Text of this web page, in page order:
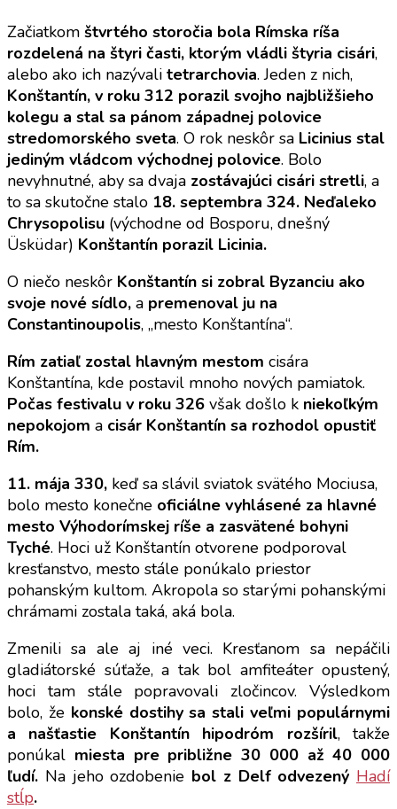
Začiatkom štvrtého storočia bola Rímska ríša
rozdelená na štyri časti, ktorým vládli štyria cisári,
alebo ako ich nazývali tetrarchovia. Jeden z nich,
Konštantín, v roku 312 porazil svojho najbližšieho
kolegu a stal sa pánom západnej polovice
stredomorského sveta. O rok neskôr sa Licinius stal
jediným vládcom východnej polovice. Bolo
nevyhnutné, aby sa dvaja zostávajúci cisári stretli, a
to sa skutočne stalo 18. septembra 324. Neďaleko
Chrysopolisu (východne od Bosporu, dnešný
Üsküdar) Konštantín porazil Licinia.
O niečo neskôr Konštantín si zobral Byzanciu ako
svoje nové sídlo, a premenoval ju na
Constantinoupolis, „mesto Konštantína“.
Rím zatiaľ zostal hlavným mestom cisára
Konštantína, kde postavil mnoho nových pamiatok.
Počas festivalu v roku 326 však došlo k niekoľkým
nepokojom a cisár Konštantín sa rozhodol opustiť
Rím.
11. mája 330, keď sa slávil sviatok svätého Mociusa,
bolo mesto konečne oficiálne vyhlásené za hlavné
mesto Výhodorímskej ríše a zasvätené bohyni
Tyché. Hoci už Konštantín otvorene podporoval
kresťanstvo, mesto stále ponúkalo priestor
pohanským kultom. Akropola so starými pohanskými
chrámami zostala taká, aká bola.
Zmenili sa ale aj iné veci. Kresťanom sa nepáčili
gladiátorské súťaže, a tak bol amfiteáter opustený,
hoci tam stále popravovali zločincov. Výsledkom
bolo, že konské dostihy sa stali veľmi populárnymi
a našťastie Konštantín hipodróm rozšíril, takže
ponúkal miesta pre približne 30 000 až 40 000
ľudí. Na jeho ozdobenie bol z Delf odvezený Hadí
stĺp.